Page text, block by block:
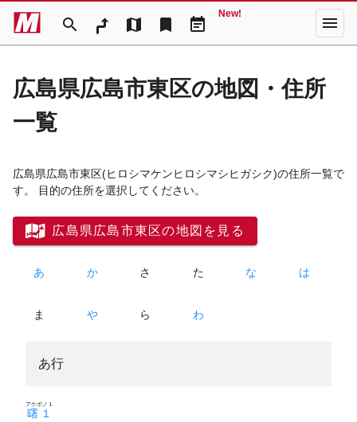
search map bookmark event_note
New! menu
広島県広島市東区の地図・住所
一覧
広島県広島市東区(ヒロシマケンヒロシマシヒガシク)の住所一覧で
す。 目的の住所を選択してください。
広島県広島市東区の地図を見る
あ か さ た な は
ま や ら わ
あ行
曙１
アケボノ１